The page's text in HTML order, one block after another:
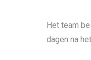
Het team
dagen na